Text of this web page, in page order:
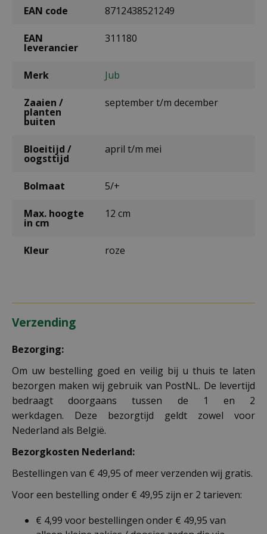
EAN code 8712438521249
EAN
leverancier
311180
Merk Jub
Zaaien /
planten
buiten
september t/m december
Bloeitijd /
oogsttijd
april t/m mei
Bolmaat 5/+
Max. hoogte
in cm
12 cm
Kleur roze
Verzending
Bezorging:
Om uw bestelling goed en veilig bij u thuis te laten
bezorgen maken wij gebruik van PostNL. De levertijd
bedraagt doorgaans tussen de 1 en 2
werkdagen. Deze bezorgtijd geldt zowel voor
Nederland als België.
Bezorgkosten Nederland:
Bestellingen van € 49,95 of meer verzenden wij gratis.
Voor een bestelling onder € 49,95 zijn er 2 tarieven:
€ 4,99 voor bestellingen onder € 49,95 van